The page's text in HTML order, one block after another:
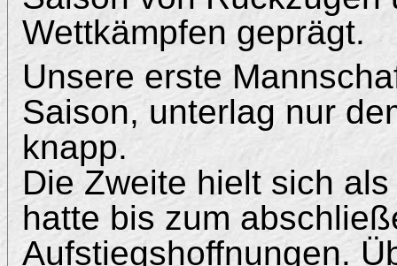
Wettkämpfen geprägt.
Unsere erste
Saison, unterlag nur
knapp.
Die Zweite hielt sich
hatte bis zum
Aufstiegshoffnungen.